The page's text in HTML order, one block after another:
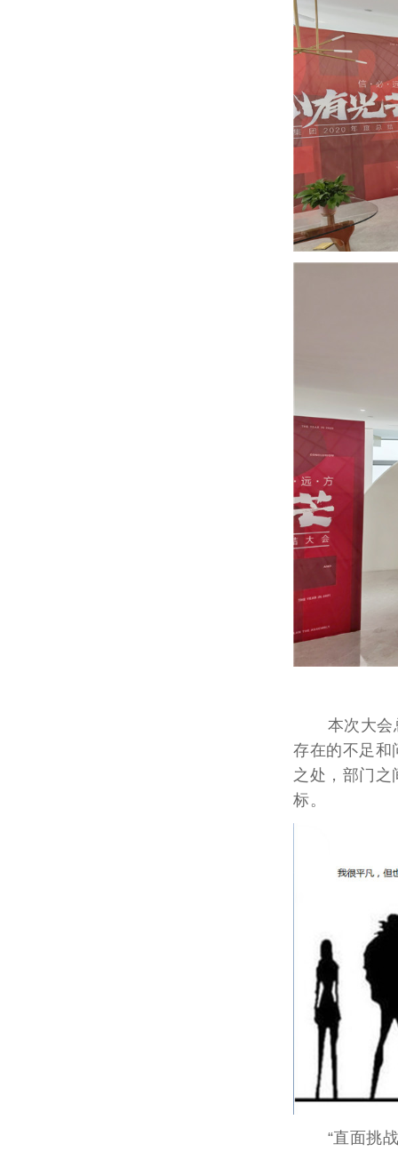
本次大会总
存在的不足和
之处，部门
标。
“直面挑战